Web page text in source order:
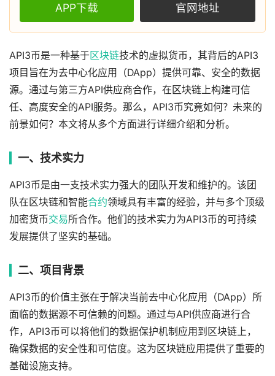
APP下载 官网地址
API3币是一种基于区块链技术的虚拟货币，其背后的API3
项目旨在为去中心化应用（DApp）提供可靠、安全的数据
源。通过与第三方API供应商合作，在区块链上构建可信
任、高度安全的API服务。那么，API3币究竟如何？未来的
前景如何？本文将从多个方面进行详细介绍和分析。
一、技术实力
API3币是由一支技术实力强大的团队开发和维护的。该团
队在区块链和智能合约领域具有丰富的经验，并与多个顶级
加密货币交易所合作。他们的技术实力为API3币的可持续
发展提供了坚实的基础。
二、项目背景
API3币的价值主张在于解决当前去中心化应用（DApp）所
面临的数据源不可信赖的问题。通过与API供应商进行合
作，API3币可以将他们的数据保护机制应用到区块链上，
确保数据的安全性和可信度。这为区块链应用提供了重要的
基础设施支持。